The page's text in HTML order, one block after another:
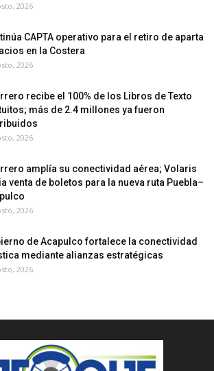
2026
CAPTA operativo para el retiro de aparta
en la Costera
2026
recibe el 100% de los Libros de Texto
más de 2.4 millones ya fueron
2026
amplía su conectividad aérea; Volaris
venta de boletos para la nueva ruta Puebla–
2026
de Acapulco fortalece la conectividad
mediante alianzas estratégicas
2026